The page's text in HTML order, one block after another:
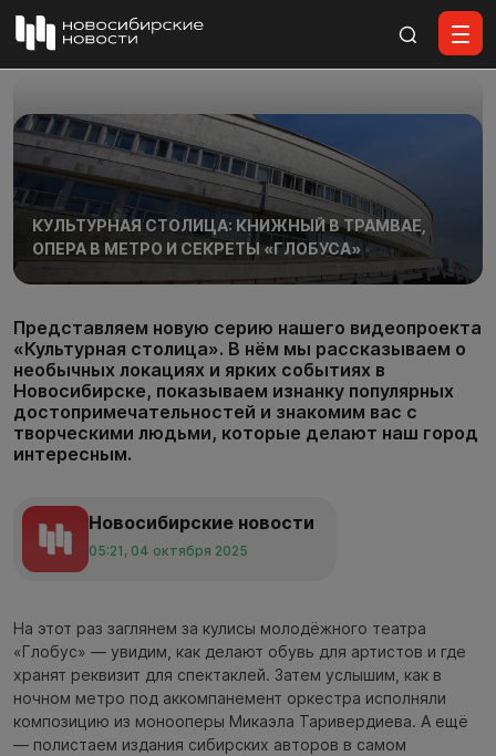
КУЛЬТУРНАЯ СТОЛИЦА: КНИЖНЫЙ В ТРАМВАЕ,
ОПЕРА В МЕТРО И СЕКРЕТЫ «ГЛОБУСА»
Представляем новую серию нашего видеопроекта
«Культурная столица». В нём мы рассказываем о
необычных локациях и ярких событиях в
Новосибирске, показываем изнанку популярных
достопримечательностей и знакомим вас с
творческими людьми, которые делают наш город
интересным.
Новосибирские новости
05:21, 04 октября 2025
На этот раз заглянем за кулисы молодёжного театра
«Глобус» — увидим, как делают обувь для артистов и где
хранят реквизит для спектаклей. Затем услышим, как в
ночном метро под аккомпанемент оркестра исполняли
композицию из монооперы Микаэла Таривердиева. А ещё
— полистаем издания сибирских авторов в самом